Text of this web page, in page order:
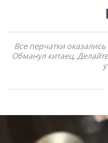
Все перчатки
Обманул китаец.